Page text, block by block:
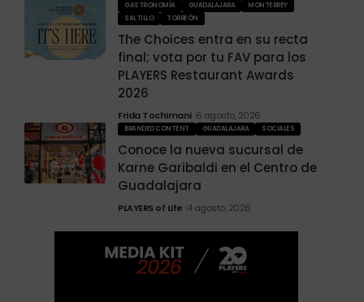
GASTRONOMÍA GUADALAJARA
MONTERREY
SALTILLO
TORREÓN
The Choices entra en su recta
final; vota por tu FAV para los
PLAYERS Restaurant Awards
2026
Frida Tochimani 6 agosto, 2026
BRANDED CONTENT GUADALAJARA SOCIALES
Conoce la nueva sucursal de
Karne Garibaldi en el Centro de
Guadalajara
PLAYERS of Life 4 agosto, 2026